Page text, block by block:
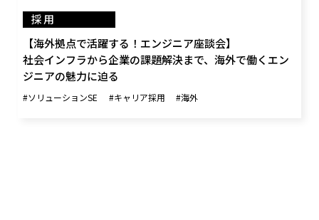
採用
【海外拠点で活躍する！エンジニア座談会】
社会インフラから企業の課題解決まで、海外で働くエン
ジニアの魅力に迫る
#ソリューションSE #キャリア採用 #海外